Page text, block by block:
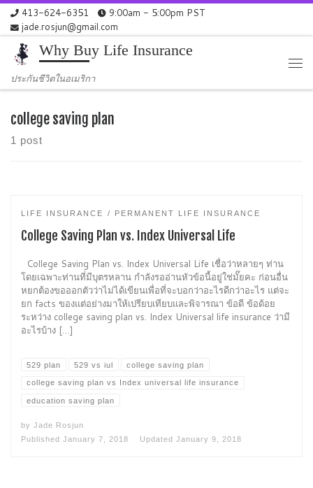
Skip to content
413-624-6351
9:00am - 5:00pm PST
jade.rosjun@gmail.com
Why Buy Life Insurance
ประกันชีวิตในอเมริกา
college saving plan
1 post
LIFE INSURANCE PERMANENT LIFE INSURANCE
College Saving Plan vs. Index Universal Life
College Saving Plan vs. Index Universal Life เชื่อว่าหลายๆ ท่าน
โดยเฉพาะท่านที่มีบุตรหลาน กำลังรออ่านหัวข้อนี้อยู่ใช่มั๊ยคะ ก่อนอื่น
หยกต้องขอออกตัวว่าไม่ได้เขียนเพื่อที่จะบอกว่าอะไรดีกว่าอะไร แต่จะ
ยก facts ของแต่อย่างมาให้เปรียบเทียบและพิจารณา ข้อดี ข้อด้อย
ระหว่าง college saving plan vs. Index Universal life insurance ว่ามี
อะไรบ้าง […]
529 plan 529 vs iul college saving plan
college saving plan vs Index universal life insurance
education saving plan
by Jade Rosjun
Published January 7, 2018 Updated January 9, 2018